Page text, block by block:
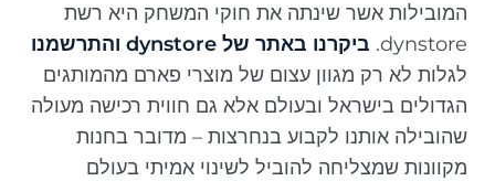
המובילות אשר שינתה את חוקי המשחק היא רשת
dynstore. ביקרנו באתר של dynstore והתרשמנו
לגלות לא רק מגוון עצום של מוצרי פארם מהמותגים
הגדולים בישראל ובעולם אלא גם חווית רכישה מעולה
שהובילה אותנו לקבוע בנחרצות – מדובר בחנות
מקוונות שמצליחה להוביל לשינוי אמיתי בעולם